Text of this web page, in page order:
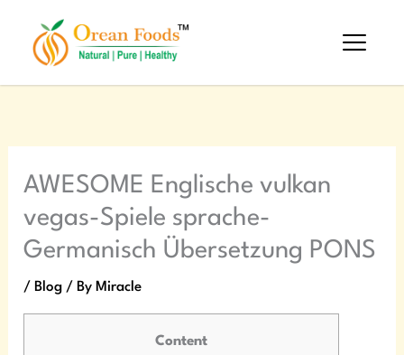
content
AWESOME Englische vulkan
vegas-Spiele sprache-
Germanisch Übersetzung PONS
/ Blog / By Miracle
Content